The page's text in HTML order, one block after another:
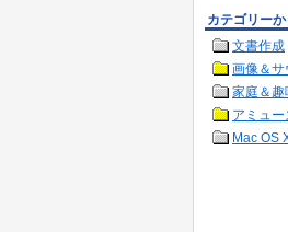
カテゴリー
文書作成
画像＆サ
家庭＆趣
アミュー
Mac OS